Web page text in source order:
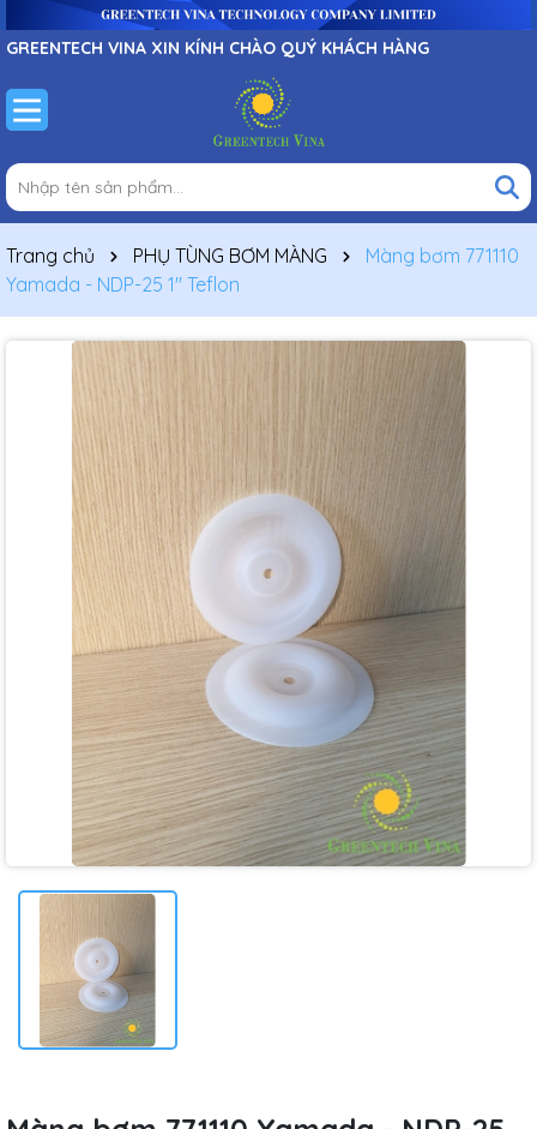
GREENTECH VINA XIN KÍNH CHÀO QUÝ KHÁCH HÀNG
Trang chủ PHỤ TÙNG BƠM MÀNG
Màng bơm 771110
Yamada - NDP-25 1″ Teflon